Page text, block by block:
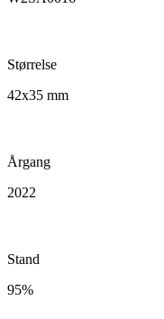
Størrelse
42x35 mm
Årgang
2022
Stand
95%